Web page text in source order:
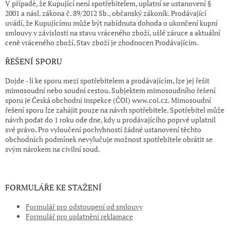
V případě, že Kupující není spotřebitelem, uplatní se ustanovení §
2001 a násl. zákona č. 89/2012 Sb., občanský zákoník. Prodávající
uvádí, že Kupujícímu může být nabídnuta dohoda o ukončení kupní
smlouvy v závislosti na stavu vráceného zboží, ušlé záruce a aktuální
ceně vráceného zboží. Stav zboží je zhodnocen Prodávajícím.
ŘEŠENÍ SPORU
Dojde - li ke sporu mezi spotřebitelem a prodávajícím, lze jej řešit
mimosoudní nebo soudní cestou. Subjektem mimosoudního řešení
sporu je Česká obchodní inspekce (ČOI) www.coi.cz. Mimosoudní
řešení sporu lze zahájit pouze na návrh spotřebitele. Spotřebitel může
návrh podat do 1 roku ode dne, kdy u prodávajícího poprvé uplatnil
své právo. Pro vyloučení pochybností žádné ustanovení těchto
obchodních podmínek nevylučuje možnost spotřebitele obrátit se
svým nárokem na civilní soud.
FORMULÁŘE KE STAŽENÍ
Formulář pro odstoupení od smlouvy
Formulář pro uplatnění reklamace